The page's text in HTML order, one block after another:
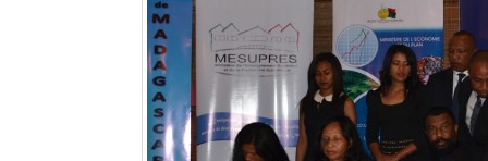
Diego Suarez Pratique